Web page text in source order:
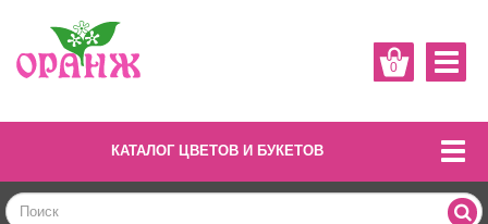
0
КАТАЛОГ ЦВЕТОВ И БУКЕТОВ